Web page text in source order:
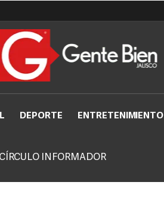
DEPORTE ENTRETENIMIENTO
CÍRCULO INFORMADOR